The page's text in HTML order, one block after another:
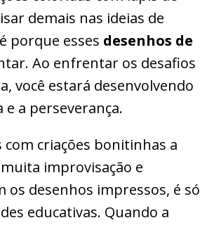
demais nas ideias de
porque esses desenhos de
Ao enfrentar os desafios
você estará desenvolvendo
a perseverança.
com criações bonitinhas a
improvisação e
os desenhos impressos, é só
educativas. Quando a